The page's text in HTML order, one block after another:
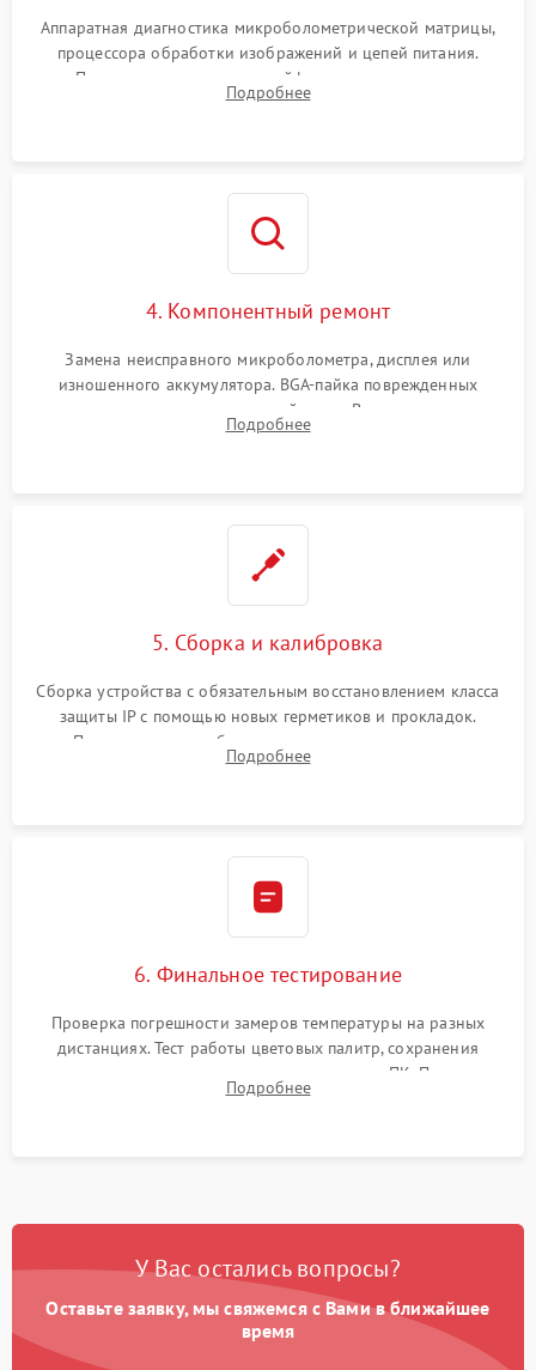
Аппаратная диагностика микроболометрической матрицы,
процессора обработки изображений и цепей питания.
Проверка целостности шлейфов, модуля памяти и
интерфейсов связи. Выявление сгоревших SMD-компонентов
Подробнее
4. Компонентный ремонт
Замена неисправного микроболометра, дисплея или
изношенного аккумулятора. BGA-пайка поврежденных
контроллеров на материнской плате. Восстановление
разъемов и кнопок, замена поврежденных элементов
Подробнее
5. Сборка и калибровка
Сборка устройства с обязательным восстановлением класса
защиты IP с помощью новых герметиков и прокладок.
Программная калибровка матрицы по эталонному
абсолютно черному телу для точного измерения температур.
Подробнее
6. Финальное тестирование
Проверка погрешности замеров температуры на разных
дистанциях. Тест работы цветовых палитр, сохранения
термограмм в память и передачи данных на ПК. Проверка
автономности работы и итоговый контроль качества.
Подробнее
У Вас остались вопросы?
Оставьте заявку, мы свяжемся с Вами в ближайшее
время